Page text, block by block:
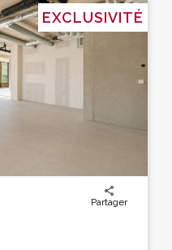
EXCLUSIVITÉ
Partager